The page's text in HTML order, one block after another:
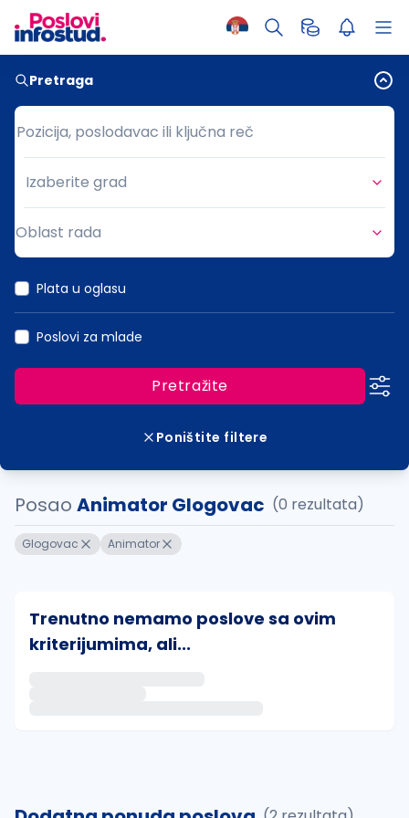
Pretraga
Pozicija, poslodavac ili ključna reč
Pozicija, poslodavac ili ključna reč
Grad
Izaberite grad
Oblast rada
Plata u oglasu
Poslovi za mlade
Pretražite
Poništite filtere
Posao Animator Glogovac (0 rezultata)
Glogovac Animator
Trenutno nemamo poslove sa ovim
kriterijumima, ali...